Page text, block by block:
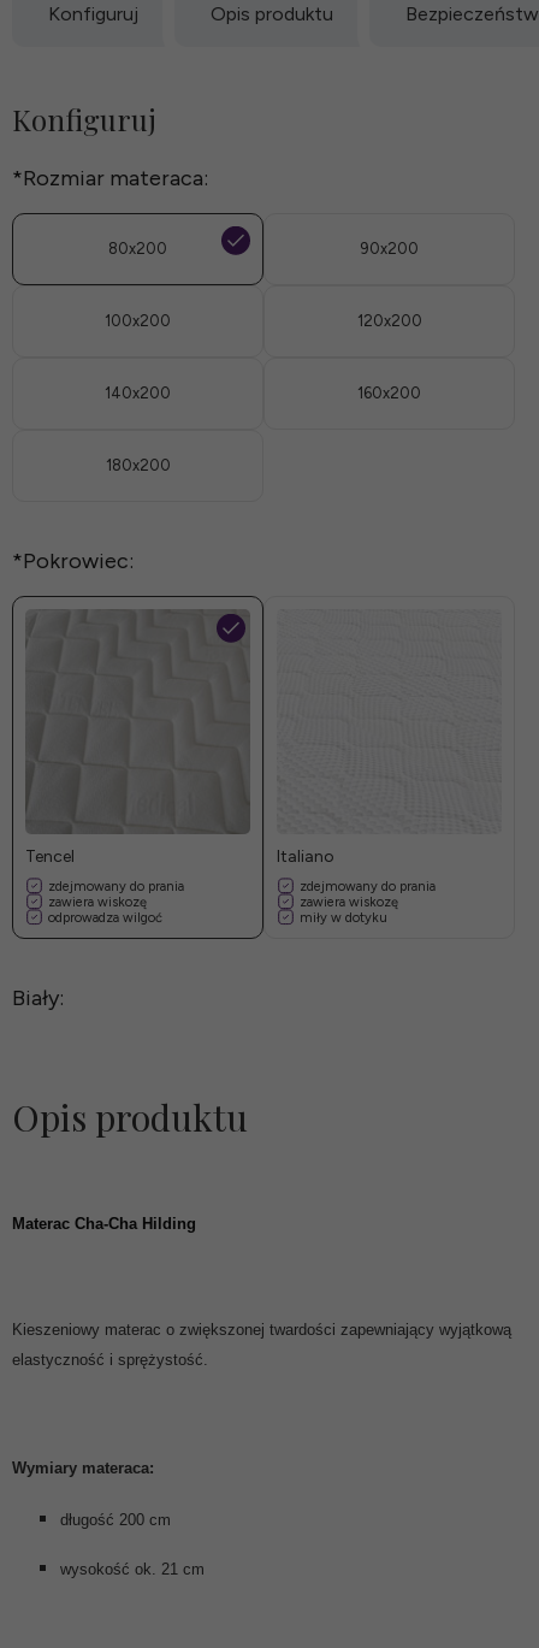
Konfiguruj Opis produktu
Konfiguruj
*Rozmiar materaca:
80x200 90x200
100x200 120x200
140x200 160x200
180x200
*Pokrowiec:
Tencel
zdejmowany do prania
zawiera wiskozę
odprowadza wilgoć
Italiano
zdejmowany do prania
zawiera wiskozę
miły w dotyku
Biały:
Opis produktu
Materac Cha-Cha Hilding
Kieszeniowy materac o zwiększonej twardości zapewniający wyjątkową
elastyczność i sprężystość.
Wymiary materaca:
długość 200 cm
wysokość ok. 21 cm